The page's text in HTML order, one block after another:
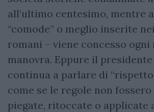
all’ultimo centesimo, mentre
“comode” o meglio inserite
romani – viene concesso ogni
manovra. Eppure il
continua a parlare di
come se le regole non
piegate, ritoccate o applicate